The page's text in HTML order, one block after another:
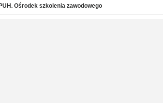
Ośrodek szkolenia zawodowego